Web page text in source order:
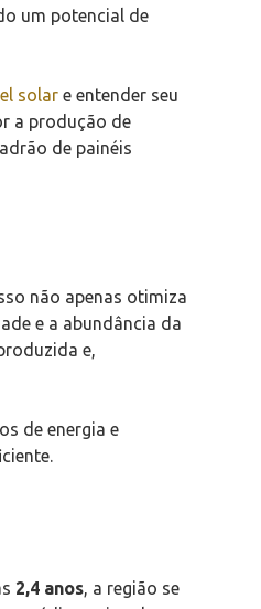
um potencial de
solar e entender seu
a produção de
de painéis
não apenas otimiza
e a abundância da
e,
de energia e
2,4 anos , a região se